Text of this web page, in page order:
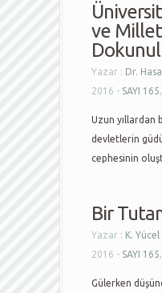
ve
Yazar : Dr.
2016 - SAYI 165,
Uzun yıllardan
devletlerin
cephesinin
Bir
Yazar : K.
2016 - SAYI 165,
Gülerken